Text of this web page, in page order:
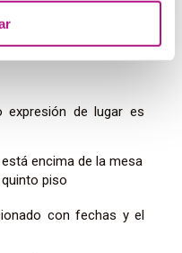
– En Navidad visitaré a
expresión de lugar es
encima de la mesa
piso
con fechas y el